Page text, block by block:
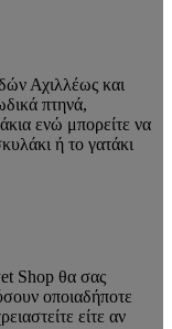
Αχιλλέως και
πτηνά,
ενώ μπορείτε να
ή το γατάκι
Shop θα σας
οποιαδήποτε
είτε αν